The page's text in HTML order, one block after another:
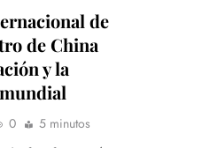
de
de China
y la
0
5 minutos